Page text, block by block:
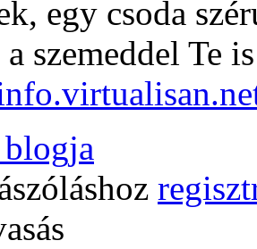
egy csoda
szemeddel Te